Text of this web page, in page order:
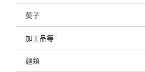
菓子
加工品等
麺類